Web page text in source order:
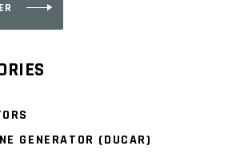
GENERATOR (DUCAR)